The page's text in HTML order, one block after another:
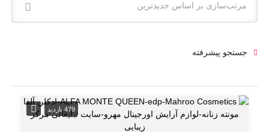
مرتب‌سازی بر اساس جدیدترین
جستجو پیشرفته
479 بازدید